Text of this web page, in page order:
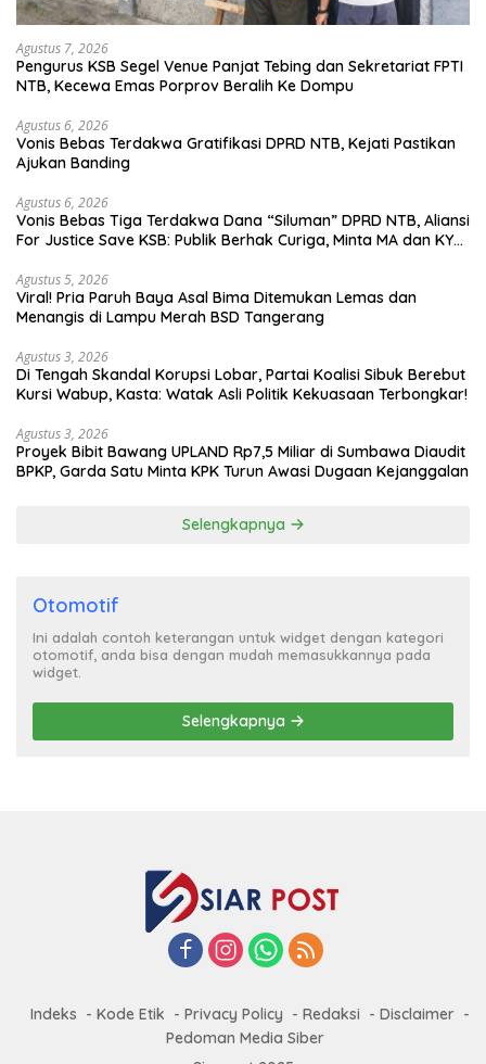
Agustus 7, 2026
Pengurus KSB Segel Venue Panjat Tebing dan Sekretariat FPTI
NTB, Kecewa Emas Porprov Beralih Ke Dompu
Agustus 6, 2026
Vonis Bebas Terdakwa Gratifikasi DPRD NTB, Kejati Pastikan
Ajukan Banding
Agustus 6, 2026
Vonis Bebas Tiga Terdakwa Dana “Siluman” DPRD NTB, Aliansi
For Justice Save KSB: Publik Berhak Curiga, Minta MA dan KY
Agustus 5, 2026
Viral! Pria Paruh Baya Asal Bima Ditemukan Lemas dan
Menangis di Lampu Merah BSD Tangerang
Agustus 3, 2026
Di Tengah Skandal Korupsi Lobar, Partai Koalisi Sibuk Berebut
Kursi Wabup, Kasta: Watak Asli Politik Kekuasaan Terbongkar!
Agustus 3, 2026
Proyek Bibit Bawang UPLAND Rp7,5 Miliar di Sumbawa Diaudit
BPKP, Garda Satu Minta KPK Turun Awasi Dugaan Kejanggalan
Selengkapnya
Otomotif
Ini adalah contoh keterangan untuk widget dengan kategori
otomotif, anda bisa dengan mudah memasukkannya pada
widget.
Selengkapnya
Indeks Kode Etik Privacy Policy Redaksi
Disclaimer
Pedoman Media Siber